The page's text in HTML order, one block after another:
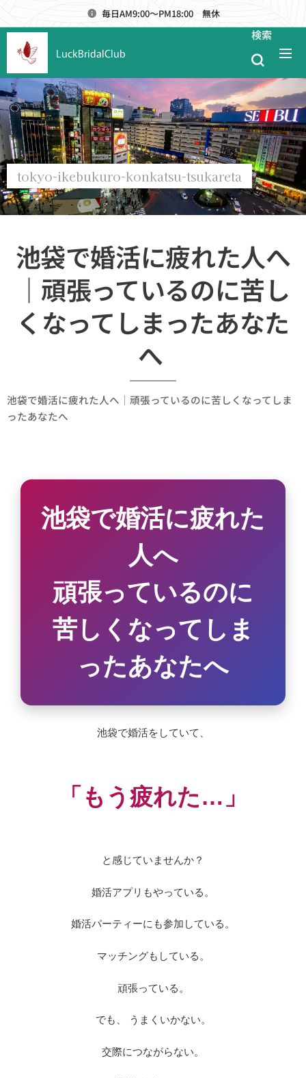
毎日AM9:00～PM18:00 無休
LuckBridalClub
検索
tokyo-ikebukuro-konkatsu-tsukareta
池袋で婚活に疲れた人へ
｜頑張っているのに苦し
くなってしまったあなた
へ
池袋で婚活に疲れた人へ｜頑張っているのに苦しくなってしま
ったあなたへ
池袋で婚活に疲れた
人へ
頑張っているのに
苦しくなってしま
ったあなたへ
池袋で婚活をしていて、
「もう疲れた…」
と感じていませんか？
婚活アプリもやっている。
婚活パーティーにも参加している。
マッチングもしている。
頑張っている。
でも、 うまくいかない。
交際につながらない。